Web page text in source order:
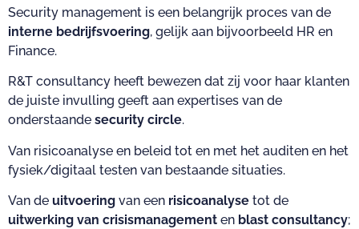
Security management is een belangrijk proces van de
interne bedrijfsvoering, gelijk aan bijvoorbeeld HR en
Finance.
R&T consultancy heeft bewezen dat zij voor haar klanten
de juiste invulling geeft aan expertises van de
onderstaande security circle.
Van risicoanalyse en beleid tot en met het auditen en het
fysiek/digitaal testen van bestaande situaties.
Van de uitvoering van een risicoanalyse tot de
uitwerking van crisismanagement en blast consultancy;